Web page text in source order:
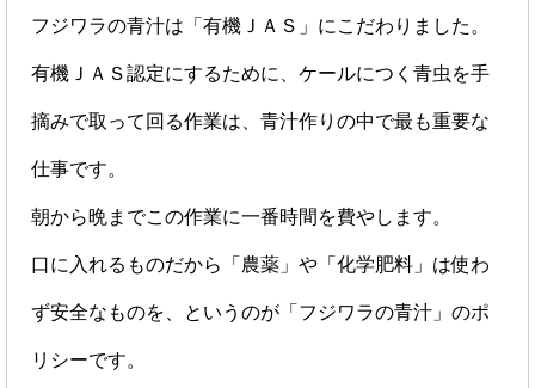
フジワラの青汁は「有機ＪＡＳ」にこだわりました。
有機ＪＡＳ認定にするために、ケールにつく青虫を手
摘みで取って回る作業は、青汁作りの中で最も重要な
仕事です。
朝から晩までこの作業に一番時間を費やします。
口に入れるものだから「農薬」や「化学肥料」は使わ
ず安全なものを、というのが「フジワラの青汁」のポ
リシーです。